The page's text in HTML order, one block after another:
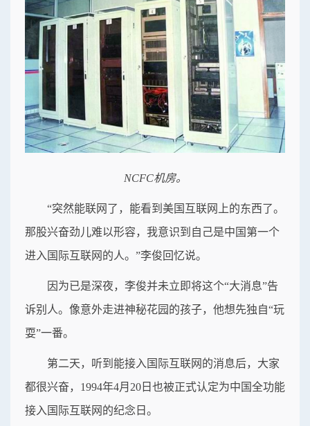
NCFC机房。
“突然能联网了，能看到美国互联网上的东西了。
那股兴奋劲儿难以形容，我意识到自己是中国第一个
进入国际互联网的人。”李俊回忆说。
因为已是深夜，李俊并未立即将这个“大消息”告
诉别人。像意外走进神秘花园的孩子，他想先独自“玩
耍”一番。
第二天，听到能接入国际互联网的消息后，大家
都很兴奋，1994年4月20日也被正式认定为中国全功能
接入国际互联网的纪念日。